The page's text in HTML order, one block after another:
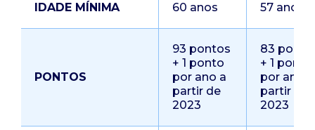
IDADE MÍNIMA 60 anos 57 anos
PONTOS
93 pontos
+ 1 ponto
por ano a
partir de
2023
83
+ 1 ponto
por ano a
partir de
2023